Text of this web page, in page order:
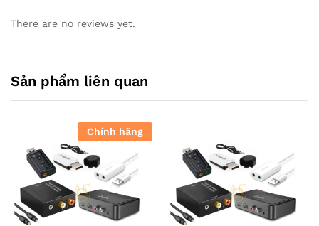
There are no reviews yet.
Sản phẩm liên quan
Chính hãng